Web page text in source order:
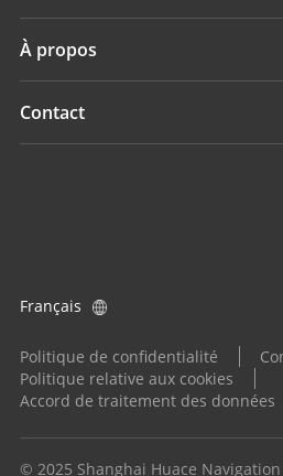
Navigation
Navigation
À propos
Présentation
Investisseurs
Contact
Politique de confidentialité
Politique relative aux cookies
Accord de traitement des données
Français
© 2025 Shanghai Huace